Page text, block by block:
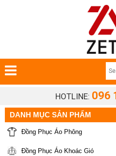
HOTLINE: 096
DANH MỤC SẢN PHẨM
Đồng Phục Áo Phông
Đồng Phục Áo Khoác Gió